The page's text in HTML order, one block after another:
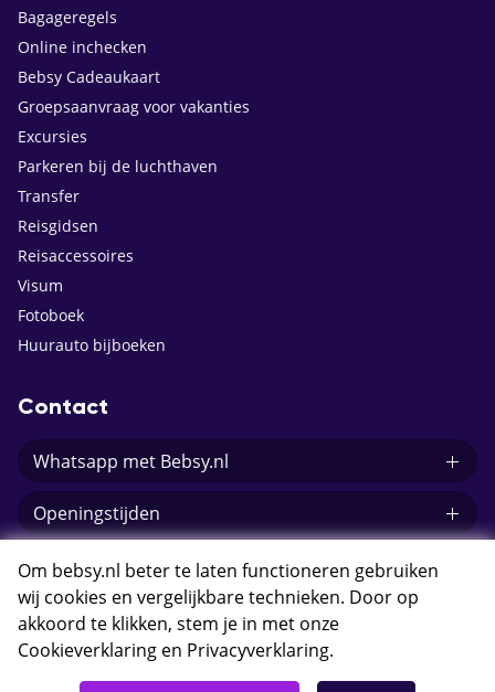
Bagageregels
Online inchecken
Bebsy Cadeaukaart
Groepsaanvraag voor vakanties
Excursies
Parkeren bij de luchthaven
Transfer
Reisgidsen
Reisaccessoires
Visum
Fotoboek
Huurauto bijboeken
Contact
Whatsapp met Bebsy.nl
Openingstijden
E-mail Bebsy.nl
Om bebsy.nl beter te laten functioneren gebruiken
wij cookies en vergelijkbare technieken. Door op
akkoord te klikken, stem je in met onze
Cookieverklaring en Privacyverklaring.